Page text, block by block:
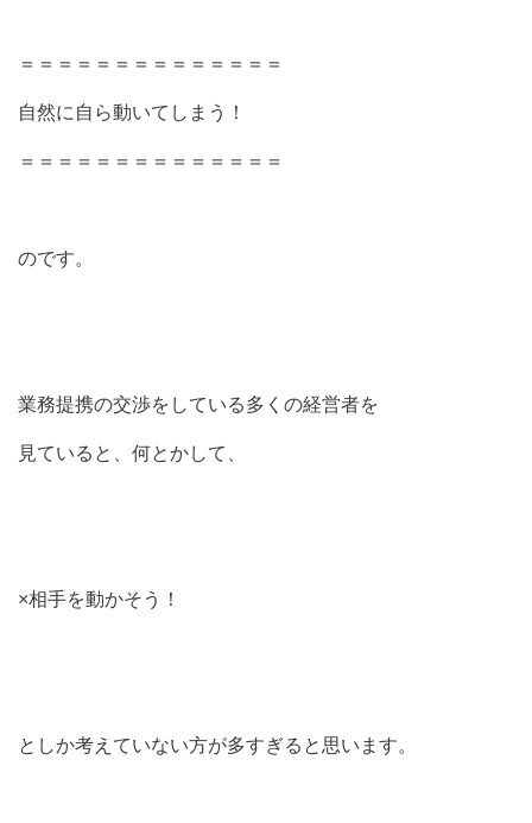
＝＝＝＝＝＝＝＝＝＝＝＝＝＝
自然に自ら動いてしまう！
＝＝＝＝＝＝＝＝＝＝＝＝＝＝
のです。
業務提携の交渉をしている多くの経営者を
見ていると、何とかして、
×相手を動かそう！
としか考えていない方が多すぎると思います。